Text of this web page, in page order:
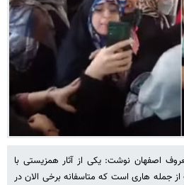
اصفهان نوشت: یکی از آثار همزیستی با
جمله هاری است که متاسفانه برخی الان در